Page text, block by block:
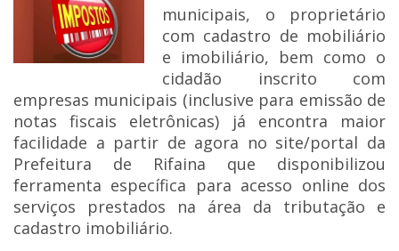
municipais, o proprietário
com cadastro de mobiliário
e imobiliário, bem como o
cidadão inscrito com
empresas municipais (inclusive para emissão de
notas fiscais eletrônicas) já encontra maior
facilidade a partir de agora no site/portal da
Prefeitura de Rifaina que disponibilizou
ferramenta específica para acesso online dos
serviços prestados na área da tributação e
cadastro imobiliário.